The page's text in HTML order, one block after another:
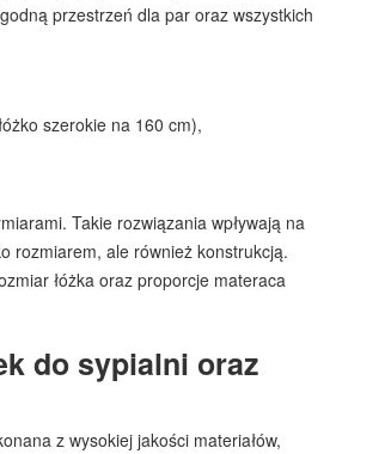
przestrzeń dla par oraz wszystkich
szerokie na 160 cm),
Takie rozwiązania wpływają na
rozmiarem, ale również konstrukcją.
łóżka oraz proporcje materaca
do sypialni oraz
z wysokiej jakości materiałów,